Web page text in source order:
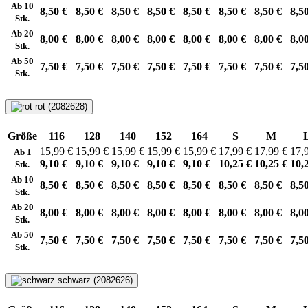
Ab 10
Stk.
8,50 € 8,50 € 8,50 € 8,50 € 8,50 € 8,50 € 8,50 €
Ab 20
Stk.
8,00 € 8,00 € 8,00 € 8,00 € 8,00 € 8,00 € 8,00 €
Ab 50
Stk.
7,50 € 7,50 € 7,50 € 7,50 € 7,50 € 7,50 € 7,50 €
rot (2082628)
Größe 116 128 140 152 164 S M
Ab 1
Stk.
15,99 €
9,10 €
15,99 €
9,10 €
15,99 €
9,10 €
15,99 €
9,10 €
15,99 €
9,10 €
17,99 €
10,25 €
17,99 €
10,25 €
Ab 10
Stk.
8,50 € 8,50 € 8,50 € 8,50 € 8,50 € 8,50 € 8,50 €
Ab 20
Stk.
8,00 € 8,00 € 8,00 € 8,00 € 8,00 € 8,00 € 8,00 €
Ab 50
Stk.
7,50 € 7,50 € 7,50 € 7,50 € 7,50 € 7,50 € 7,50 €
schwarz (2082626)